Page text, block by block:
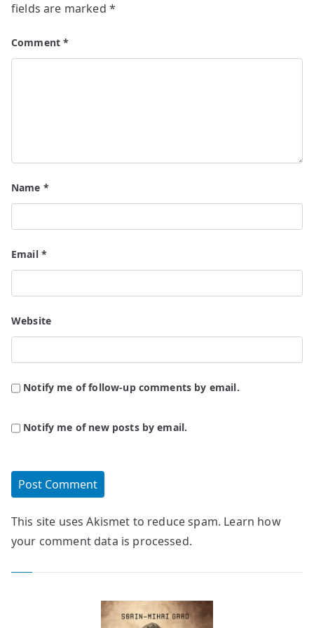
fields are marked *
Comment*
Name *
Email *
Website
Notify me of follow-up comments by email.
Notify me of new posts by email.
This site uses Akismet to reduce spam. Learn how
your comment data is processed.